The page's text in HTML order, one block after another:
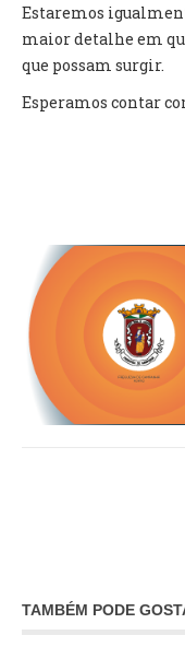
SECRETARIA
CANÍDEOS
RECENSEAMENTO
O GABINETE
APOIO AOS
APOIO ÀS EMPRESAS
OFERTAS DE EMPREGO
CONTACTO E HORÁRIO
Estaremos
maior detalhe em
que possam surgir.
Esperamos contar
TAMBÉM PODE